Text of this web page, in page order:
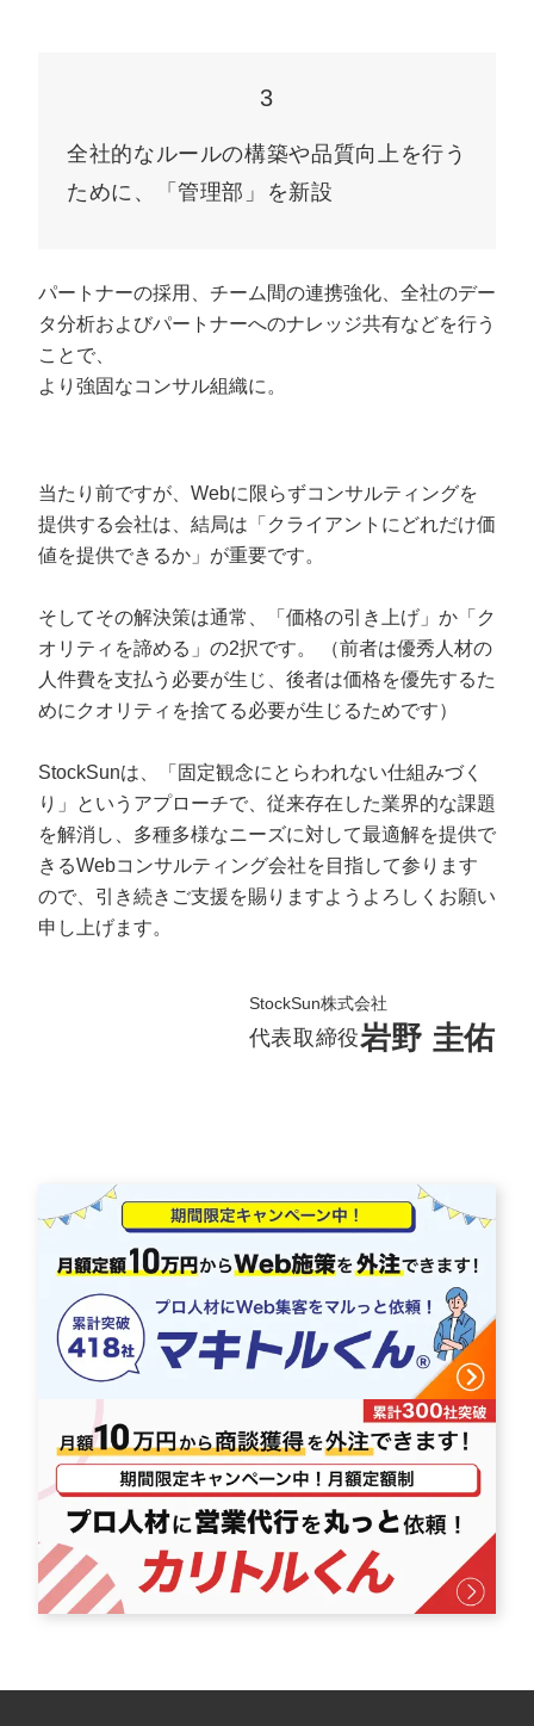
3
全社的なルールの構築や品質向上を行う
ために、「管理部」を新設
パートナーの採用、チーム間の連携強化、全社のデー
タ分析およびパートナーへのナレッジ共有などを行う
ことで、
より強固なコンサル組織に。
当たり前ですが、Webに限らずコンサルティングを
提供する会社は、結局は「クライアントにどれだけ価
値を提供できるか」が重要です。
そしてその解決策は通常、「価格の引き上げ」か「ク
オリティを諦める」の2択です。 （前者は優秀人材の
人件費を支払う必要が生じ、後者は価格を優先するた
めにクオリティを捨てる必要が生じるためです）
StockSunは、「固定観念にとらわれない仕組みづく
り」というアプローチで、従来存在した業界的な課題
を解消し、多種多様なニーズに対して最適解を提供で
きるWebコンサルティング会社を目指して参ります
ので、引き続きご支援を賜りますようよろしくお願い
申し上げます。
StockSun株式会社
代表取締役岩野 圭佑